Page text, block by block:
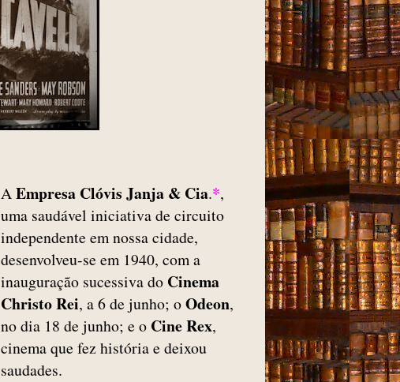
AEmpresa Clóvis Janja & Cia.*,
uma saudável iniciativa de circuito
independente em nossa cidade,
desenvolveu-se em 1940, com a
inauguração sucessiva do Cinema
Christo Rei, a 6 de junho; oOdeon,
no dia 18 de junho; e o Cine Rex,
cinema que fez história e deixou
saudades.